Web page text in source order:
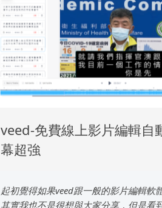
veed-免費線上影片編輯自
幕超強
起初覺得如果veed跟一般的影片編輯軟
其實我也不是很想與大家分享，但是看